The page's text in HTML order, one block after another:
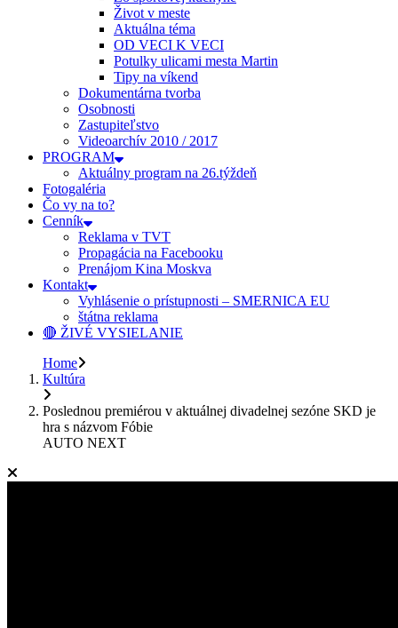
Život v meste
Aktuálna téma
OD VECI K VECI
Potulky ulicami mesta Martin
Tipy na víkend
Dokumentárna tvorba
Osobnosti
Zastupiteľstvo
Videoarchív 2010 / 2017
PROGRAM
Aktuálny program na 26.týždeň
Fotogaléria
Čo vy na to?
Cenník
Reklama v TVT
Propagácia na Facebooku
Prenájom Kina Moskva
Kontakt
Vyhlásenie o prístupnosti – SMERNICA EU
štátna reklama
🔴 ŽIVÉ VYSIELANIE
Home
Kultúra
Poslednou premiérou v aktuálnej divadelnej sezóne SKD je
hra s názvom Fóbie
AUTO NEXT